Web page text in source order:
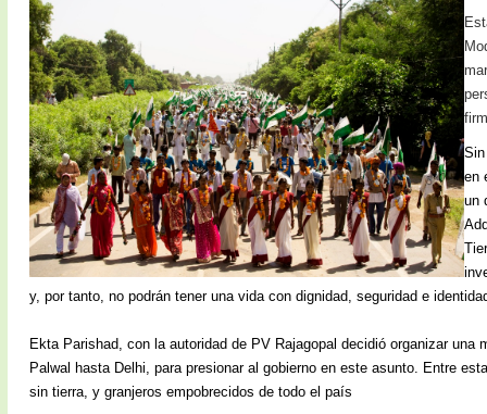
en
un
y, por tanto, no podrán tener una vida con dignidad, seguridad e
Ekta Parishad, con la autoridad de PV Rajagopal decidió organizar una
Palwal hasta Delhi, para presionar al gobierno en este asunto. Entre
sin tierra, y granjeros empobrecidos de todo el país